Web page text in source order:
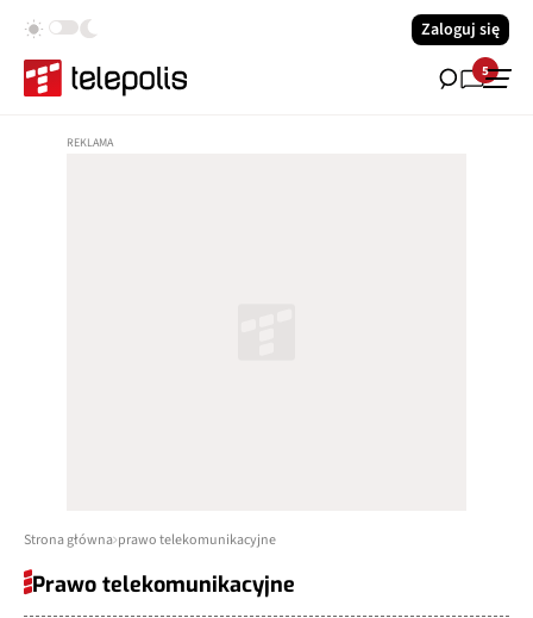
Zaloguj się
5
Strona główna prawo telekomunikacyjne
Prawo telekomunikacyjne